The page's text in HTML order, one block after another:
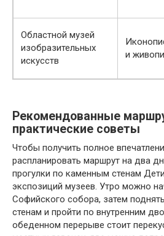
Областной музей
изобразительных
искусств
и
Рекомендованные
практические советы
Чтобы получить полное
распланировать маршрут на два
прогулки по каменным стенам
экспозиций музеев. Утро можно
Софийского собора, затем
стенам и пройти по внутренним
обеденном перерыве стоит